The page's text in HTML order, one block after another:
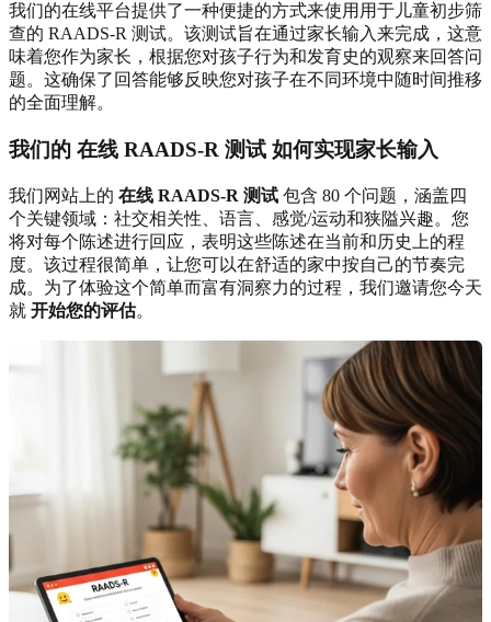
我们的在线平台提供了一种便捷的方式来使用用于儿童初步筛
查的 RAADS-R 测试。该测试旨在通过家长输入来完成，这意
味着您作为家长，根据您对孩子行为和发育史的观察来回答问
题。这确保了回答能够反映您对孩子在不同环境中随时间推移
的全面理解。
我们的 在线 RAADS-R 测试 如何实现家长输入
我们网站上的 在线 RAADS-R 测试 包含 80 个问题，涵盖四
个关键领域：社交相关性、语言、感觉/运动和狭隘兴趣。您
将对每个陈述进行回应，表明这些陈述在当前和历史上的程
度。该过程很简单，让您可以在舒适的家中按自己的节奏完
成。为了体验这个简单而富有洞察力的过程，我们邀请您今天
就 开始您的评估。